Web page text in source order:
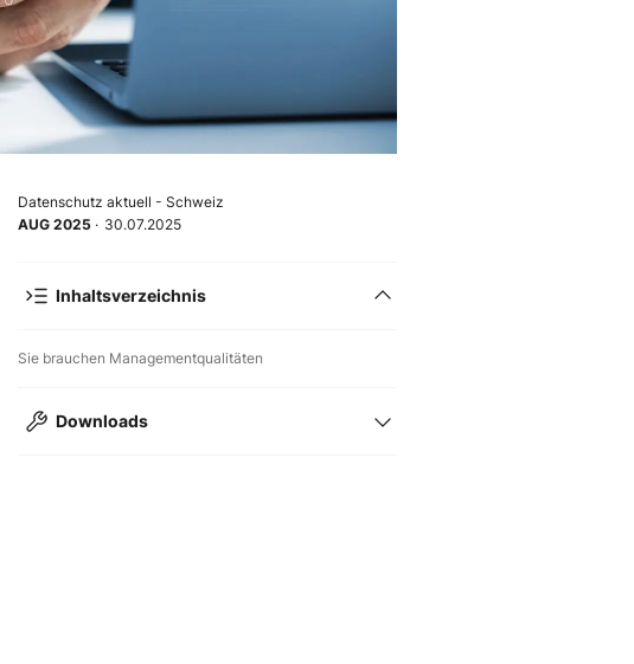
Datenschutz aktuell - Schweiz
AUG 2025 · 30.07.2025
Inhaltsverzeichnis
Sie brauchen Managementqualitäten
Downloads